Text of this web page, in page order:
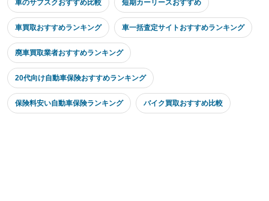
車のサブスクおすすめ比較 短期カーリースおすすめ
車買取おすすめランキング 車一括査定サイトおすすめランキング
廃車買取業者おすすめランキング
20代向け自動車保険おすすめランキング
保険料安い自動車保険ランキング バイク買取おすすめ比較